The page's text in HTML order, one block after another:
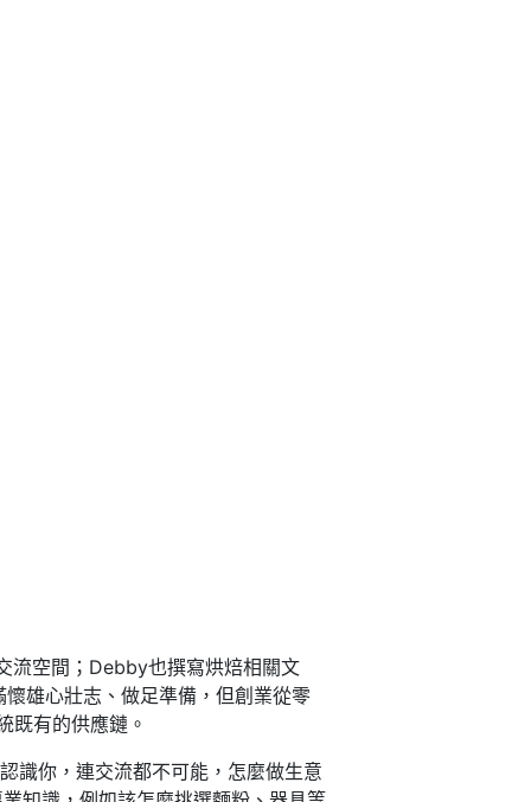
流空間；Debby也撰寫烘焙相關文
雄心壯志、做足準備，但創業從零
既有的供應鏈。
識你，連交流都不可能，怎麼做生意